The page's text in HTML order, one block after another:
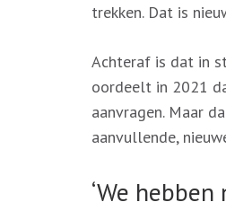
trekken. Dat is
Achteraf is dat in
oordeelt in 2021
aanvragen. Maar
aanvullende,
‘We